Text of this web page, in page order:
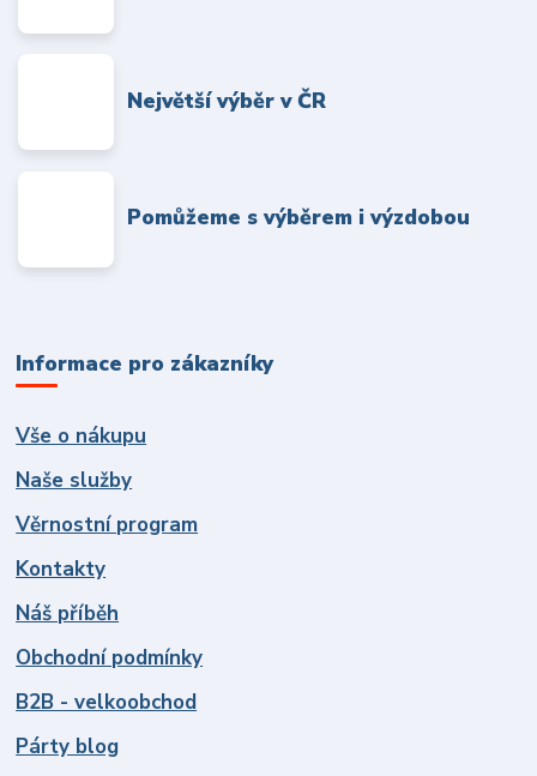
Největší výběr v ČR
Pomůžeme s výběrem i výzdobou
Informace pro zákazníky
Vše o nákupu
Naše služby
Věrnostní program
Kontakty
Náš příběh
Obchodní podmínky
B2B - velkoobchod
Párty blog